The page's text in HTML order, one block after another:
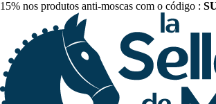
15% nos produtos anti-moscas com o código :